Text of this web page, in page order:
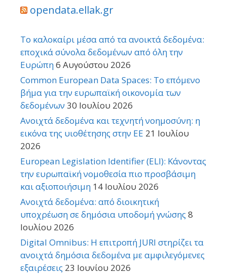
opendata.ellak.gr
Το καλοκαίρι μέσα από τα ανοικτά δεδομένα:
εποχικά σύνολα δεδομένων από όλη την
Ευρώπη6 Αυγούστου 2026
Common European Data Spaces: Το επόμενο
βήμα για την ευρωπαϊκή οικονομία των
δεδομένων 30 Ιουλίου 2026
Ανοιχτά δεδομένα και τεχνητή νοημοσύνη: η
εικόνα της υιοθέτησης στην ΕΕ 21 Ιουλίου
2026
European Legislation Identifier (ELI): Κάνοντας
την ευρωπαϊκή νομοθεσία πιο προσβάσιμη
και αξιοποιήσιμη 14 Ιουλίου 2026
Ανοιχτά δεδομένα: από διοικητική
υποχρέωση σε δημόσια υποδομή γνώσης 8
Ιουλίου 2026
Digital Omnibus: Η επιτροπή JURI στηρίζει τα
ανοιχτά δημόσια δεδομένα με αμφιλεγόμενες
εξαιρέσεις 23 Ιουνίου 2026